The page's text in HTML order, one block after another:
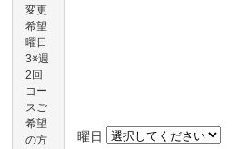
変更
希望
曜日
3※週
2回
コー
スご
希望
の方
曜日